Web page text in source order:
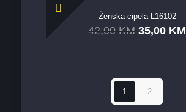
Ženska cipela L16102
42,00 KM 35,00 KM
1 2